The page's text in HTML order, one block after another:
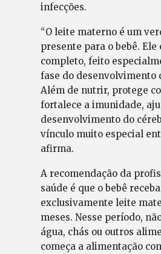
infecções.
“O leite materno é um
presente para o bebê.
completo, feito
fase do desenvolvimento
Além de nutrir, protege
fortalece a imunidade,
desenvolvimento do
vínculo muito especial
afirma.
A recomendação da
saúde é que o bebê receba
exclusivamente leite
meses. Nesse período,
água, chás ou outros
começa a alimentação